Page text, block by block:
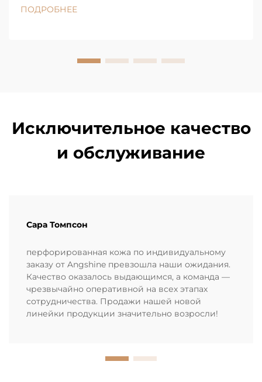
повсюду: от модных диванов для квартир до
ПОДРОБНЕЕ
Исключительное качество
и обслуживание
Сара Томпсон
перфорированная кожа по индивидуальному
заказу от Angshine превзошла наши ожидания.
Качество оказалось выдающимся, а команда —
чрезвычайно оперативной на всех этапах
сотрудничества. Продажи нашей новой
линейки продукции значительно возросли!